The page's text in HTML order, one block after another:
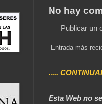
No hay
Publicar un
Entrada más
.....
Esta Web no